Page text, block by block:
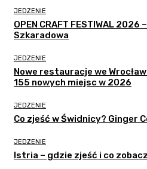
JEDZENIE
OPEN CRAFT FESTIWAL
Szkaradowa
JEDZENIE
Nowe restauracje we
155 nowych miejsc w 2026
JEDZENIE
Co zjeść w Świdnicy? Ginger
JEDZENIE
Istria – gdzie zjeść i co